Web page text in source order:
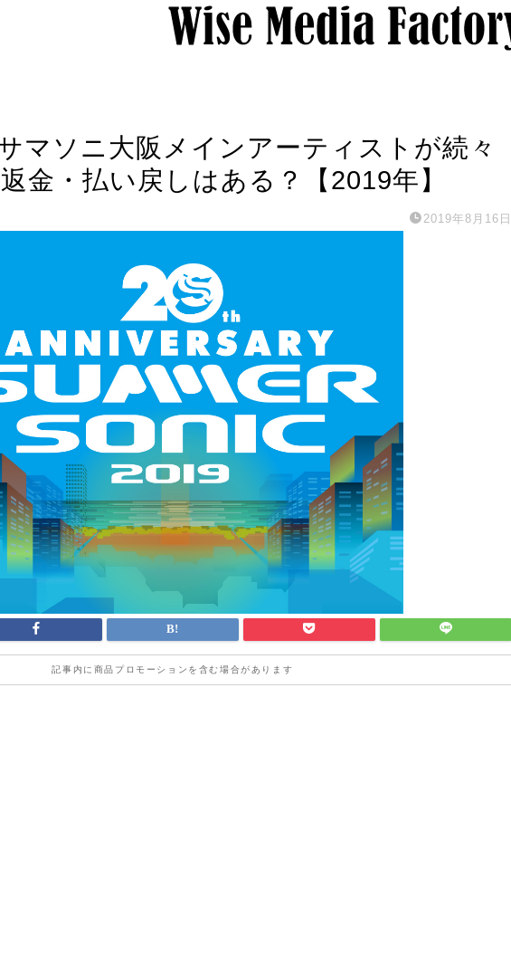
マソニ大阪メインアーティストが続々
金・払い戻しはある？【2019年】
2019年8月16日
記事内に商品プロモーションを含む場合があります